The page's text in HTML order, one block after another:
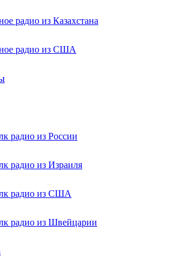
радио из Казахстана
радио из США
радио из России
радио из Израиля
радио из США
радио из Швейцарии